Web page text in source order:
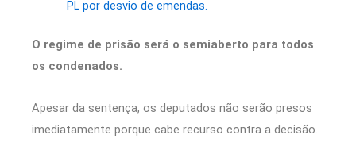
PL por desvio de emendas.
O regime de prisão será o semiaberto para todos
os condenados.
Apesar da sentença, os deputados não serão presos
imediatamente porque cabe recurso contra a decisão.